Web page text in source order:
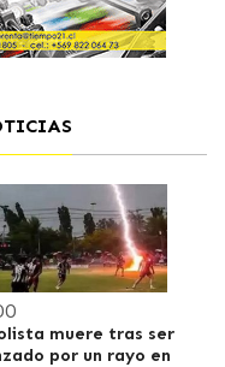
muere tras ser
por un rayo en